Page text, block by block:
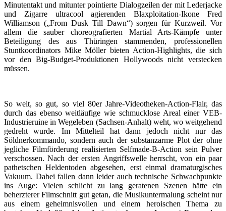
Minutentakt und mitunter pointierte Dialogzeilen der mit Lederjacke
und Zigarre ultracool agierenden Blaxploitation-Ikone Fred
Williamson („From Dusk Till Dawn“) sorgen für Kurzweil. Vor
allem die sauber choreografierten Martial Arts-Kämpfe unter
Beteiligung des aus Thüringen stammenden, professionellen
Stuntkoordinators Mike Möller bieten Action-Highlights, die sich
vor den Big-Budget-Produktionen Hollywoods nicht verstecken
müssen.
So weit, so gut, so viel 80er Jahre-Videotheken-Action-Flair, das
durch das ebenso weitläufige wie schmucklose Areal einer VEB-
Industrieruine in Wegeleben (Sachsen-Anhalt) weht, wo weitgehend
gedreht wurde. Im Mittelteil hat dann jedoch nicht nur das
Söldnerkommando, sondern auch der substanzarme Plot der ohne
jegliche Filmförderung realisierten Selfmade-B-Action sein Pulver
verschossen. Nach der ersten Angriffswelle herrscht, von ein paar
pathetschen Heldentoden abgesehen, erst einmal dramaturgisches
Vakuum. Dabei fallen dann leider auch technische Schwachpunkte
ins Auge: Vielen schlicht zu lang geratenen Szenen hätte ein
beherzterer Filmschnitt gut getan, die Musikuntermalung scheint nur
aus einem geheimnisvollen und einem heroischen Thema zu